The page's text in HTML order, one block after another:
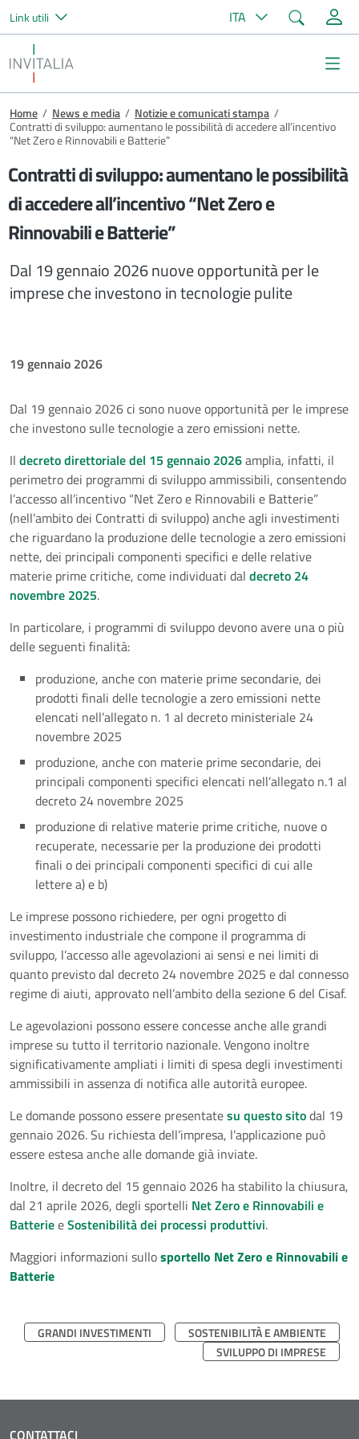
Salta al contenuto principale
Link utili ITA Cerca
Invitalia
Briciole di pane
Home / News e media / Notizie e comunicati stampa /
Contratti di sviluppo: aumentano le possibilità di accedere all’incentivo
“Net Zero e Rinnovabili e Batterie”
Contratti di sviluppo: aumentano le possibilità
di accedere all’incentivo “Net Zero e
Rinnovabili e Batterie”
Dal 19 gennaio 2026 nuove opportunità per le
imprese che investono in tecnologie pulite
19 gennaio 2026
Dal 19 gennaio 2026 ci sono nuove opportunità per le imprese
che investono sulle tecnologie a zero emissioni nette.
Il decreto direttoriale del 15 gennaio 2026amplia, infatti, il
perimetro dei programmi di sviluppo ammissibili, consentendo
l’accesso all’incentivo “Net Zero e Rinnovabili e Batterie”
(nell’ambito dei Contratti di sviluppo) anche agli investimenti
che riguardano la produzione delle tecnologie a zero emissioni
nette, dei principali componenti specifici e delle relative
materie prime critiche, come individuati dal decreto 24
novembre 2025.
In particolare, i programmi di sviluppo devono avere una o più
delle seguenti finalità:
produzione, anche con materie prime secondarie, dei
prodotti finali delle tecnologie a zero emissioni nette
elencati nell’allegato n. 1 al decreto ministeriale 24
novembre 2025
produzione, anche con materie prime secondarie, dei
principali componenti specifici elencati nell’allegato n.1 al
decreto 24 novembre 2025
produzione di relative materie prime critiche, nuove o
recuperate, necessarie per la produzione dei prodotti
finali o dei principali componenti specifici di cui alle
lettere a) e b)
Le imprese possono richiedere, per ogni progetto di
investimento industriale che compone il programma di
sviluppo, l’accesso alle agevolazioni ai sensi e nei limiti di
quanto previsto dal decreto 24 novembre 2025 e dal connesso
regime di aiuti, approvato nell’ambito della sezione 6 del Cisaf.
Le agevolazioni possono essere concesse anche alle grandi
imprese su tutto il territorio nazionale. Vengono inoltre
significativamente ampliati i limiti di spesa degli investimenti
ammissibili in assenza di notifica alle autorità europee.
Le domande possono essere presentatesu questo sitodal 19
gennaio 2026. Su richiesta dell’impresa, l’applicazione può
essere estesa anche alle domande già inviate.
Inoltre, il decreto del 15 gennaio 2026 ha stabilito la chiusura,
dal 21 aprile 2026, degli sportelli Net Zero e Rinnovabili e
BatterieeSostenibilità dei processi produttivi.
Maggiori informazioni sullosportello Net Zero e Rinnovabili e
Batterie
GRANDI INVESTIMENTI
SOSTENIBILITÀ E AMBIENTE
SVILUPPO DI IMPRESE
CONTATTACI